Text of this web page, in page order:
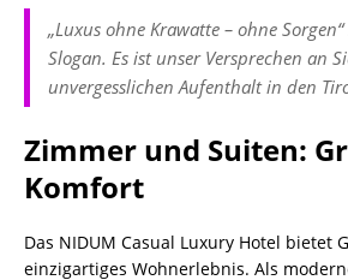
„Luxus ohne Krawatte – ohne
Slogan. Es ist unser Versprechen an
unvergesslichen Aufenthalt in den
Zimmer und Suiten:
Komfort
Das NIDUM Casual Luxury Hotel bietet
einzigartiges Wohnerlebnis. Als